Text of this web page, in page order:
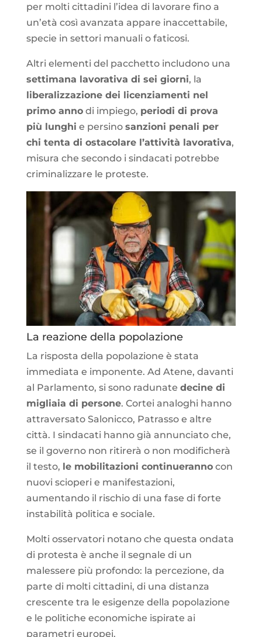
per molti cittadini l’idea di lavorare fino a
un’età così avanzata appare inaccettabile,
specie in settori manuali o faticosi.
Altri elementi del pacchetto includono una
settimana lavorativa di sei giorni, la
liberalizzazione dei licenziamenti nel
primo annodi impiego, periodi di prova
più lunghi e persino sanzioni penali per
chi tenta di ostacolare l’attività lavorativa,
misura che secondo i sindacati potrebbe
criminalizzare le proteste.
La reazione della popolazione
La risposta della popolazione è stata
immediata e imponente. Ad Atene, davanti
al Parlamento, si sono radunate decine di
migliaia di persone. Cortei analoghi hanno
attraversato Salonicco, Patrasso e altre
città. I sindacati hanno già annunciato che,
se il governo non ritirerà o non modificherà
il testo, le mobilitazioni continuerannocon
nuovi scioperi e manifestazioni,
aumentando il rischio di una fase di forte
instabilità politica e sociale.
Molti osservatori notano che questa ondata
di protesta è anche il segnale di un
malessere più profondo: la percezione, da
parte di molti cittadini, di una distanza
crescente tra le esigenze della popolazione
e le politiche economiche ispirate ai
parametri europei.